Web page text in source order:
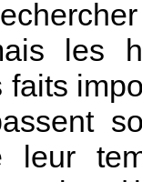
les
faits
leur